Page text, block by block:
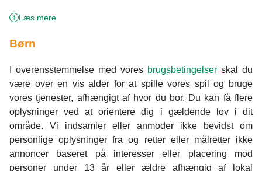
Læs mere
Børn
I overensstemmelse med vores brugsbetingelser skal du
være over en vis alder for at spille vores spil og bruge
vores tjenester, afhængigt af hvor du bor. Du kan få flere
oplysninger ved at orientere dig i gældende lov i dit
område. Vi indsamler eller anmoder ikke bevidst om
personlige oplysninger fra og retter eller målretter ikke
annoncer baseret på interesser eller placering mod
personer under 13 år eller ældre afhængig af lokal